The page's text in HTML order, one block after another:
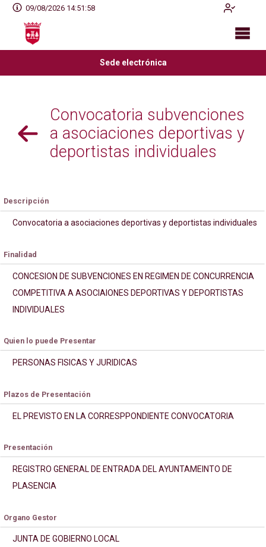
09/08/2026 14:51:59
Sede electrónica
Convocatoria subvenciones
a asociaciones deportivas y
deportistas individuales
Descripción
Convocatoria a asociaciones deportivas y deportistas individuales
Finalidad
CONCESION DE SUBVENCIONES EN REGIMEN DE CONCURRENCIA
COMPETITIVA A ASOCIAIONES DEPORTIVAS Y DEPORTISTAS
INDIVIDUALES
Quien lo puede Presentar
PERSONAS FISICAS Y JURIDICAS
Plazos de Presentación
EL PREVISTO EN LA CORRESPPONDIENTE CONVOCATORIA
Presentación
REGISTRO GENERAL DE ENTRADA DEL AYUNTAMEINTO DE
PLASENCIA
Organo Gestor
JUNTA DE GOBIERNO LOCAL